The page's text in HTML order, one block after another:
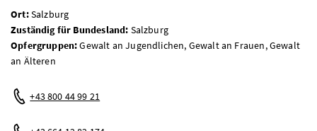
Ort:Salzburg
Zuständig für Bundesland: Salzburg
Opfergruppen:Gewalt an Jugendlichen, Gewalt an Frauen, Gewalt
an Älteren
Telefon:
+43 800 44 99 21
Mobil: